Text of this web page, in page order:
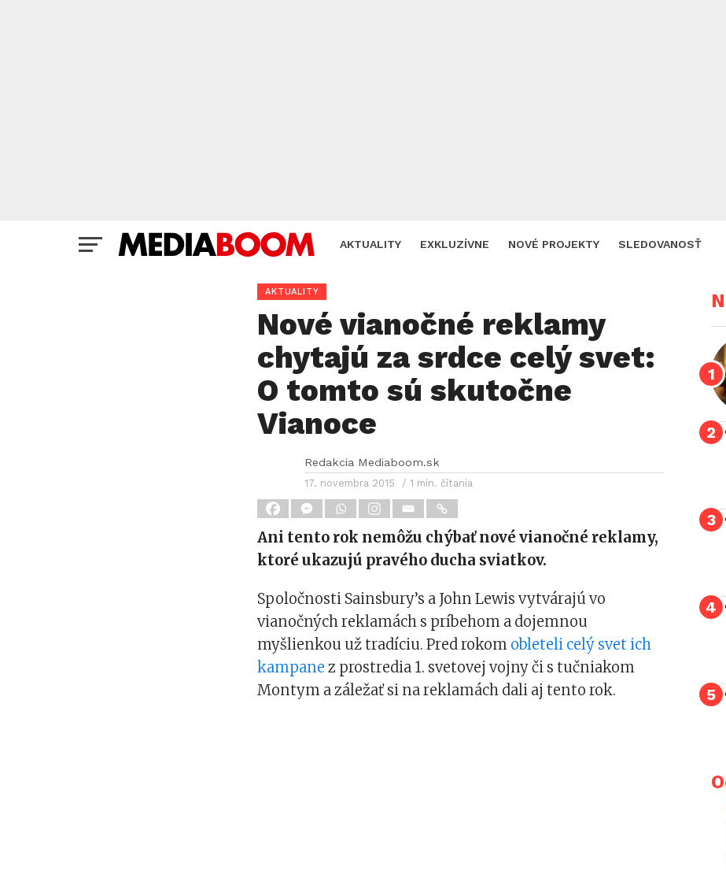
AKTUALITY EXKLUZÍVNE NOVÉ PROJEKTY SLEDOVANOSŤ
AKTUALITY
Nové vianočné reklamy
chytajú za srdce celý svet:
O tomto sú skutočne
Vianoce
Redakcia Mediaboom.sk
17. novembra 2015 / 1 min. čítania
Ani tento rok nemôžu chýbať nové vianočné reklamy,
ktoré ukazujú pravého ducha sviatkov.
Spoločnosti Sainsbury’s a John Lewis vytvárajú vo
vianočných reklamách s príbehom a dojemnou
myšlienkou už tradíciu. Pred rokom obleteli celý svet ich
kampane z prostredia 1. svetovej vojny či s tučniakom
Montym a záležať si na reklamách dali aj tento rok.